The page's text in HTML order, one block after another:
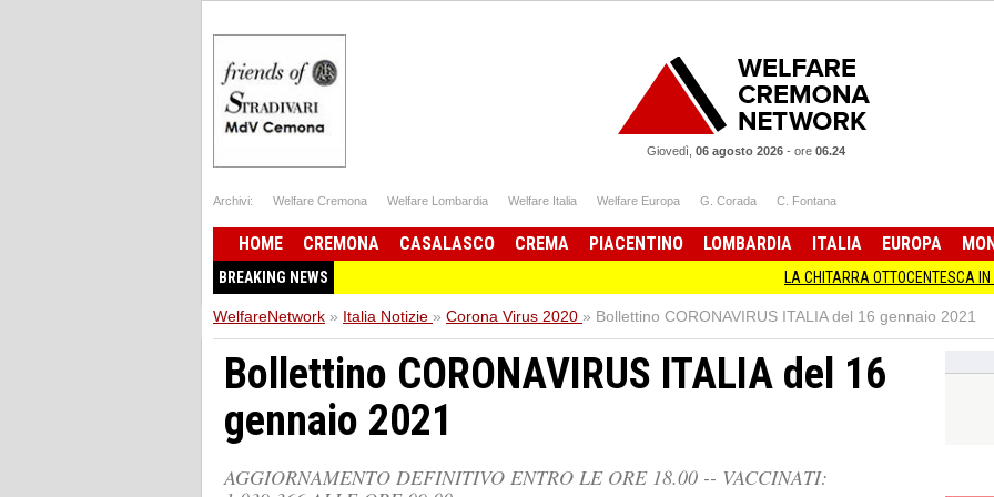
Giovedì, 06 agosto 2026- ore 06.24
Archivi: Welfare Cremona Welfare Lombardia Welfare Italia Welfare Europa G. Corada C. Fontana
HOME CREMONA CASALASCO CREMA PIACENTINO LOMBARDIA ITALIA EUROPA
BREAKING NEWS LA CHITARRA OTTOCENTESCA IN MOSTRA A
WelfareNetwork » Italia Notizie » Corona Virus 2020 » Bollettino CORONAVIRUS ITALIA del 16 gennaio 2021
Bollettino CORONAVIRUS ITALIA del 16
gennaio 2021
AGGIORNAMENTO DEFINITIVO ENTRO LE ORE 18.00 -- VACCINATI: